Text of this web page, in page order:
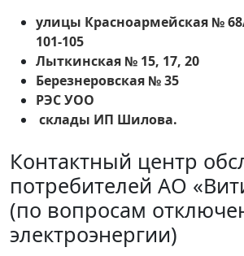
улицы Красноармейская №
101-105
Лыткинская № 15, 17, 20
Березнеровская № 35
РЭС УОО
склады ИП Шилова.
Контактный центр
потребителей АО
(по вопросам
электроэнергии)